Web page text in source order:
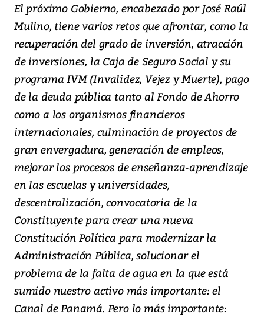
El próximo Gobierno, encabezado por José Raúl
Mulino, tiene varios retos que afrontar, como la
recuperación del grado de inversión, atracción
de inversiones, la Caja de Seguro Social y su
programa IVM (Invalidez, Vejez y Muerte), pago
de la deuda pública tanto al Fondo de Ahorro
como a los organismos financieros
internacionales, culminación de proyectos de
gran envergadura, generación de empleos,
mejorar los procesos de enseñanza-aprendizaje
en las escuelas y universidades,
descentralización, convocatoria de la
Constituyente para crear una nueva
Constitución Política para modernizar la
Administración Pública, solucionar el
problema de la falta de agua en la que está
sumido nuestro activo más importante: el
Canal de Panamá. Pero lo más importante: